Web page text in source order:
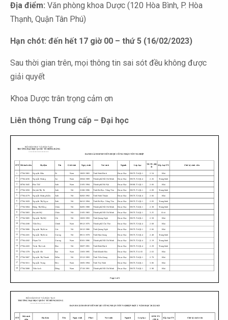
Địa điểm: Văn phòng khoa Dược (120 Hòa Bình, P. Hòa
Thạnh, Quận Tân Phú)
Hạn chót: đến hết 17 giờ 00 – thứ 5 (16/02/2023)
Sau thời gian trên, mọi thông tin sai sót đều không được
giải quyết
Khoa Dược trân trọng cảm ơn
Liên thông Trung cấp – Đại học